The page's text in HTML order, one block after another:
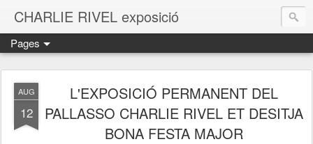
CHARLIE RIVEL exposició
Pages
AUG
12
L'EXPOSICIÓ PERMANENT DEL
PALLASSO CHARLIE RIVEL ET DESITJA
BONA FESTA MAJOR